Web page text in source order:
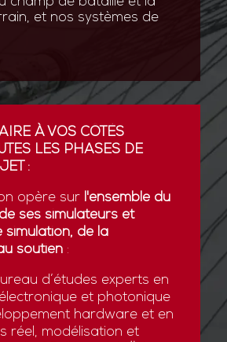
et nos systèmes de
À VOS CÔTÉS
LES PHASES DE
:
opère sur l'ensemble du
ses simulateurs et
simulation, de la
soutien:
d’études experts en
et photonique
hardware et en
réel, modélisation et